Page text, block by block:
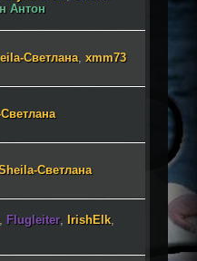
Антон
Светлана, xmm73
Светлана
Flugleiter, IrishElk,